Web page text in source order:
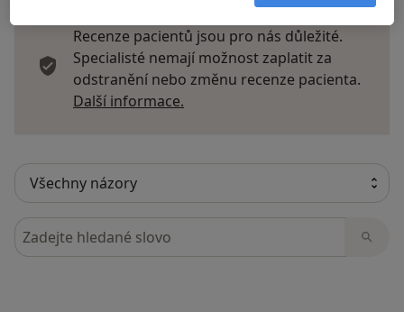
Recenze pacientů jsou pro nás důležité.
Specialisté nemají možnost zaplatit za
odstranění nebo změnu recenze pacienta.
Další informace.
Hledejte v názorech